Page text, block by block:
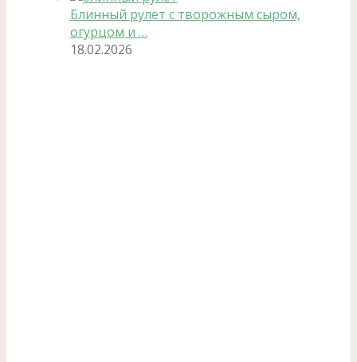
Блинный рулет с творожным сыром,
огурцом и …
18.02.2026